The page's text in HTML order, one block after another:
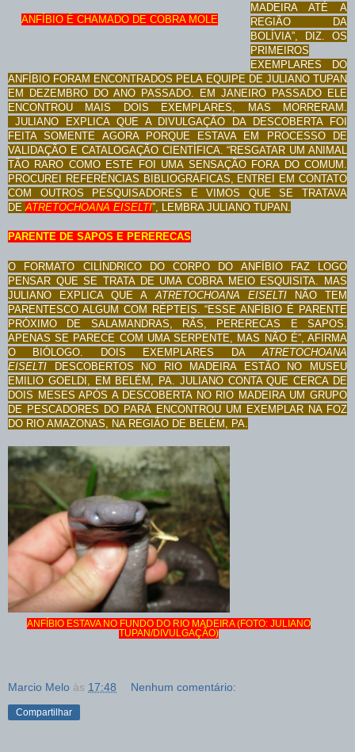
ANFÍBIO É CHAMADO DE COBRA MOLE
MADEIRA ATÉ A
REGIÃO DA
BOLÍVIA”, DIZ. OS
PRIMEIROS
EXEMPLARES DO
ANFÍBIO FORAM ENCONTRADOS PELA EQUIPE DE JULIANO TUPAN
EM DEZEMBRO DO ANO PASSADO. EM JANEIRO PASSADO ELE
ENCONTROU MAIS DOIS EXEMPLARES, MAS MORRERAM.
JULIANO EXPLICA QUE A DIVULGAÇÃO DA DESCOBERTA FOI
FEITA SOMENTE AGORA PORQUE ESTAVA EM PROCESSO DE
VALIDAÇÃO E CATALOGAÇÃO CIENTÍFICA.“RESGATAR UM ANIMAL
TÃO RARO COMO ESTE FOI UMA SENSAÇÃO FORA DO COMUM.
PROCUREI REFERÊNCIAS BIBLIOGRÁFICAS, ENTREI EM CONTATO
COM OUTROS PESQUISADORES E VIMOS QUE SE TRATAVA
DE ATRETOCHOANA EISELTI”, LEMBRA JULIANO TUPAN.
PARENTE DE SAPOS E PERERECAS
O FORMATO CILÍNDRICO DO CORPO DO ANFÍBIO FAZ LOGO
PENSAR QUE SE TRATA DE UMA COBRA MEIO ESQUISITA. MAS
JULIANO EXPLICA QUE A ATRETOCHOANA EISELTI NÃO TEM
PARENTESCO ALGUM COM RÉPTEIS. “ESSE ANFÍBIO É PARENTE
PRÓXIMO DE SALAMANDRAS, RÃS, PERERECAS E SAPOS.
APENAS SE PARECE COM UMA SERPENTE, MAS NÃO É”, AFIRMA
O BIÓLOGO.
DOIS EXEMPLARES DAATRETOCHOANA
EISELTI DESCOBERTOS NO RIO MADEIRA ESTÃO NO MUSEU
EMILIO GOELDI, EM BELÉM, PA. JULIANO CONTA QUE CERCA DE
DOIS MESES APÓS A DESCOBERTA NO RIO MADEIRA UM GRUPO
DE PESCADORES DO PARÁ ENCONTROU UM EXEMPLAR NA FOZ
DO RIO AMAZONAS, NA REGIÃO DE BELÉM, PA.
ANFÍBIO ESTAVA NO FUNDO DO RIO MADEIRA (FOTO: JULIANO
TUPAN/DIVULGAÇÃO)
Marcio Melo às 17:48 Nenhum comentário:
Compartilhar